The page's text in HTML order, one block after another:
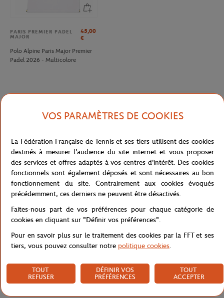
PARIS PREMIER PADEL
MAJOR
45,00
€
Polo Alpine Paris Major Premier
Padel 2026 - Multicolore
Description détaillée
Ce t-shirt homme blanc s'inspire de la branche de laurier, symbole
de la victoire dans l'Antiquité et au cœur du trophée des
Mousquetaires. Un motif élégant et chargé d'histoire, traité avec
un esprit tennis chic contemporain.
Le logo Roland Garros complète la composition pour une pièce à
la fois référentielle et portée au quotidien.
Référence : RTSM0926-BLA
VOS PARAMÈTRES DE COOKIES
La Fédération Française de Tennis et ses tiers utilisent des cookies
destinés à mesurer l'audience du site internet et vous proposer
des services et offres adaptés à vos centres d'intérêt. Des cookies
fonctionnels sont également déposés et sont nécessaires au bon
fonctionnement du site. Contrairement aux cookies évoqués
précédemment, ces derniers ne peuvent être désactivés.
Faites-nous part de vos préférences pour chaque catégorie de
cookies en cliquant sur "Définir vos préférences".
Pour en savoir plus sur le traitement des cookies par la FFT et ses
tiers, vous pouvez consulter notre politique cookies.
TOUT
REFUSER
DÉFINIR VOS
PRÉFÉRENCES
TOUT
ACCEPTER